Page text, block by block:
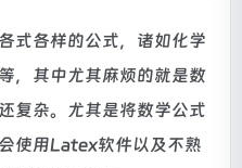
式各样的公式，诸如化学
，其中尤其麻烦的就是数
复杂。尤其是将数学公式
使用Latex软件以及不熟